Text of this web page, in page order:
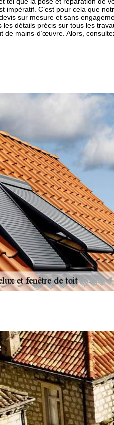
impératif. C’est pour cela que
sur mesure et sans
les détails précis sur tous les
de mains-d’œuvre. Alors,